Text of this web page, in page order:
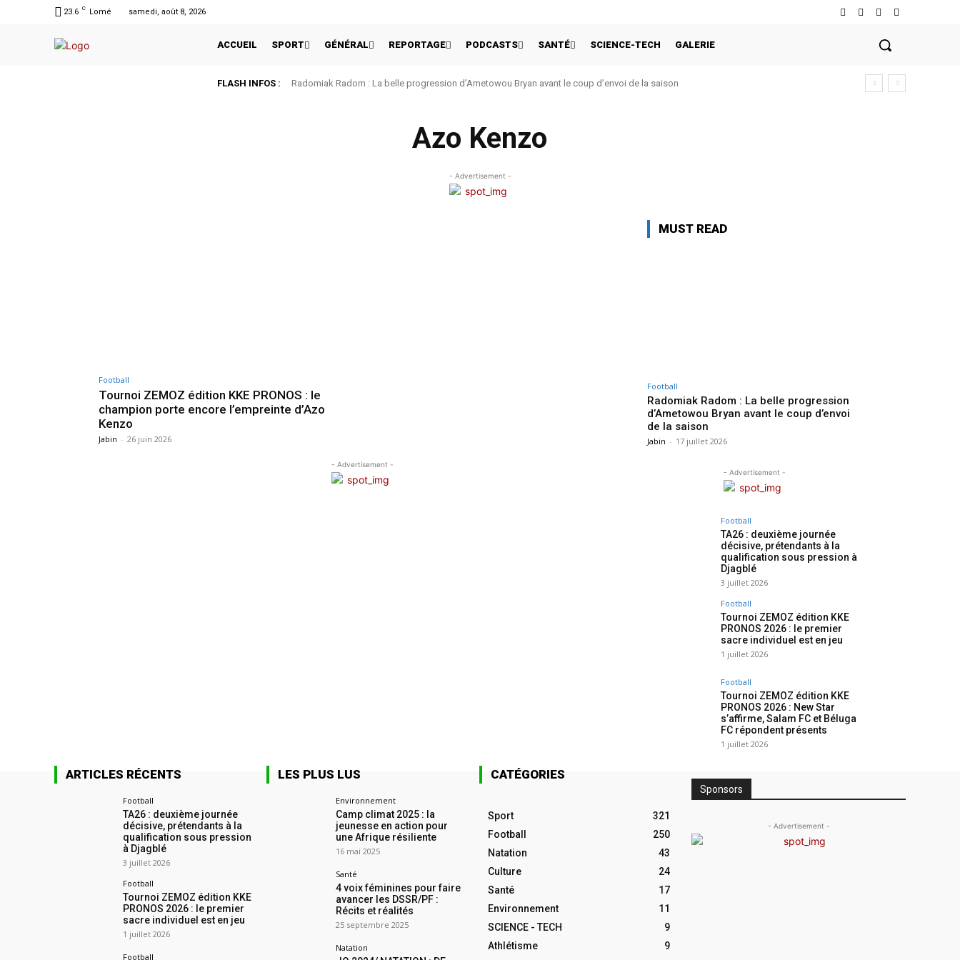
23.6 C Lomé samedi, août 8, 2026
ACCUEIL SPORT GÉNÉRAL REPORTAGE PODCASTS SANTÉ SCIENCE-TECH GALERIE
FLASH INFOS : Radomiak Radom : La belle progression d’Ametowou Bryan avant le coup d’envoi de la saison
Azo Kenzo
- Advertisement -
Football
Tournoi ZEMOZ édition KKE PRONOS : le
champion porte encore l’empreinte d’Azo
Kenzo
Jabin - 26 juin 2026
- Advertisement -
MUST READ
Football
Radomiak Radom : La belle progression
d’Ametowou Bryan avant le coup d’envoi
de la saison
Jabin - 17 juillet 2026
- Advertisement -
Football
TA26 : deuxième journée
décisive, prétendants à la
qualification sous pression à
Djagblé
3 juillet 2026
Football
Tournoi ZEMOZ édition KKE
PRONOS 2026 : le premier
sacre individuel est en jeu
1 juillet 2026
Football
Tournoi ZEMOZ édition KKE
PRONOS 2026 : New Star
s’affirme, Salam FC et Béluga
FC répondent présents
1 juillet 2026
ARTICLES RÉCENTS
Football
TA26 : deuxième journée
décisive, prétendants à la
qualification sous pression
à Djagblé
3 juillet 2026
Football
Tournoi ZEMOZ édition KKE
PRONOS 2026 : le premier
sacre individuel est en jeu
1 juillet 2026
Football
LES PLUS LUS
Environnement
Camp climat 2025 : la
jeunesse en action pour
une Afrique résiliente
16 mai 2025
Santé
4 voix féminines pour faire
avancer les DSSR/PF :
Récits et réalités
25 septembre 2025
Natation
CATÉGORIES
Sport
321
Football
250
Natation
43
Culture
24
Santé
17
Environnement
11
SCIENCE - TECH
9
Athlétisme
9
Sponsors
- Advertisement -